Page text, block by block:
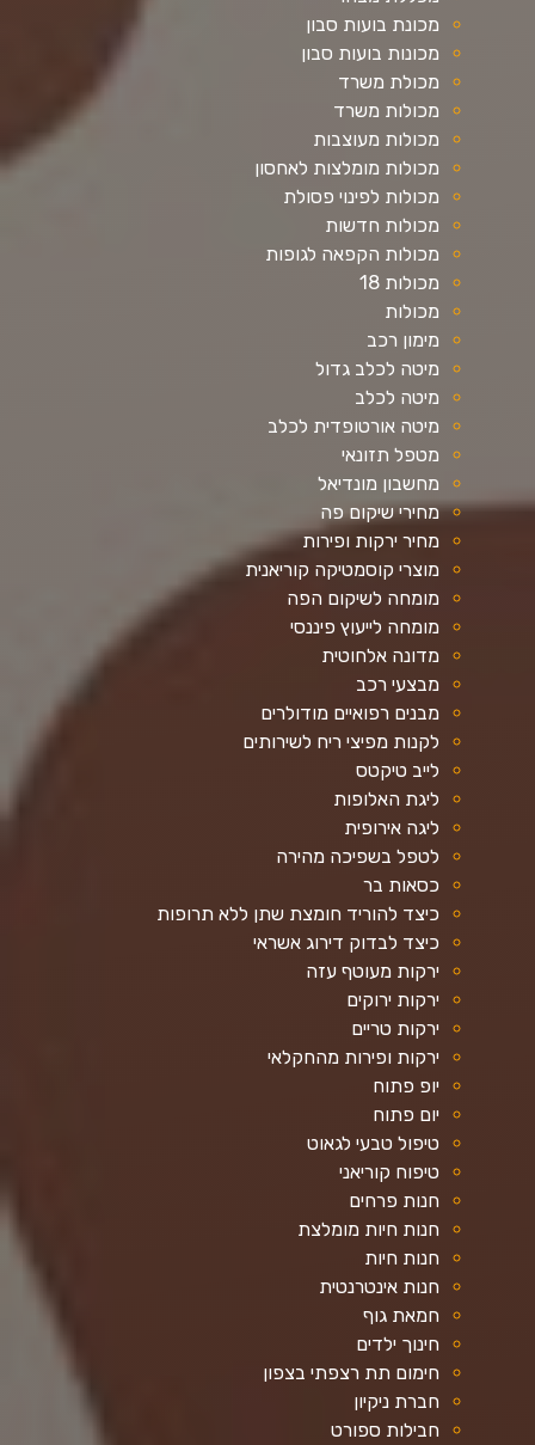
מכונת בועות סבון
מכונות בועות סבון
מכולת משרד
מכולות משרד
מכולות מעוצבות
מכולות מומלצות לאחסון
מכולות לפינוי פסולת
מכולות חדשות
מכולות הקפאה לגופות
מכולות 18
מכולות
מימון רכב
מיטה לכלב גדול
מיטה לכלב
מיטה אורטופדית לכלב
מטפל תזונאי
מחשבון מונדיאל
מחירי שיקום פה
מחיר ירקות ופירות
מוצרי קוסמטיקה קוריאנית
מומחה לשיקום הפה
מומחה לייעוץ פיננסי
מדונה אלחוטית
מבצעי רכב
מבנים רפואיים מודולרים
לקנות מפיצי ריח לשירותים
לייב טיקטס
ליגת האלופות
ליגה אירופית
לטפל בשפיכה מהירה
כסאות בר
כיצד להוריד חומצת שתן ללא תרופות
כיצד לבדוק דירוג אשראי
ירקות מעוטף עזה
ירקות ירוקים
ירקות טריים
ירקות ופירות מהחקלאי
יופ פתוח
יום פתוח
טיפול טבעי לגאוט
טיפוח קוריאני
חנות פרחים
חנות חיות מומלצת
חנות חיות
חנות אינטרנטית
חמאת גוף
חינוך ילדים
חימום תת רצפתי בצפון
חברת ניקיון
חבילות ספורט